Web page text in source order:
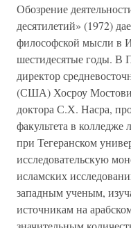
Обозрение
десятилетий» (1972)
философской мысли в
шестидесятые годы. В
директор
(США) Хосроу Мостови
доктора С.Х. Насра,
факультета в
при Тегеранском
исследовательскую
исламских
западным ученым,
источникам на